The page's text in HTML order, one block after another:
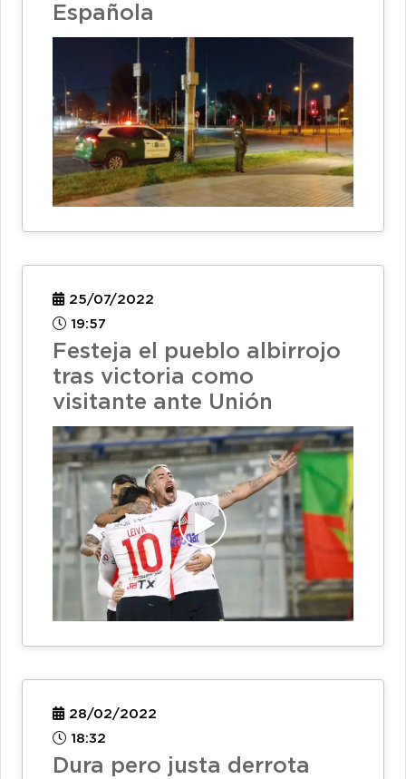
Española
25/07/2022
19:57
Festeja el pueblo albirrojo
tras victoria como
visitante ante Unión
28/02/2022
18:32
Dura pero justa derrota